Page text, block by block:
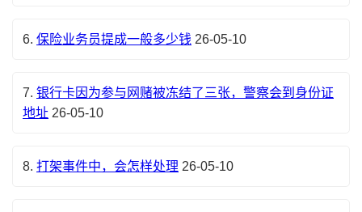
6. 保险业务员提成一般多少钱 26-05-10
7. 银行卡因为参与网赌被冻结了三张，警察会到身份证
地址 26-05-10
8. 打架事件中，会怎样处理 26-05-10